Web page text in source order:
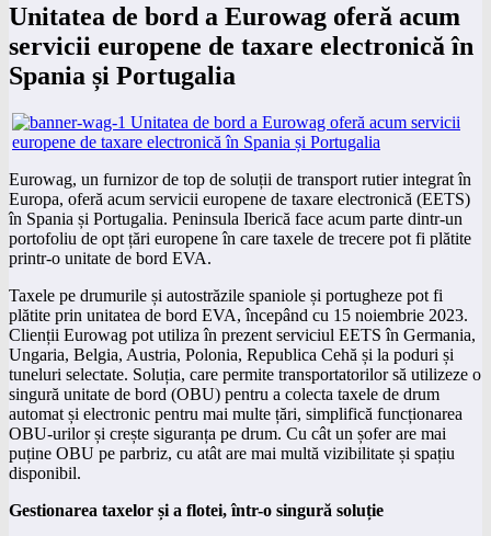
Unitatea de bord a Eurowag oferă acum
servicii europene de taxare electronică în
Spania și Portugalia
Eurowag, un furnizor de top de soluții de transport rutier integrat în
Europa, oferă acum servicii europene de taxare electronică (EETS)
în Spania și Portugalia. Peninsula Iberică face acum parte dintr-un
portofoliu de opt țări europene în care taxele de trecere pot fi plătite
printr-o unitate de bord EVA.
Taxele pe drumurile și autostrăzile spaniole și portugheze pot fi
plătite prin unitatea de bord EVA, începând cu 15 noiembrie 2023.
Clienții Eurowag pot utiliza în prezent serviciul EETS în Germania,
Ungaria, Belgia, Austria, Polonia, Republica Cehă și la poduri și
tuneluri selectate. Soluția, care permite transportatorilor să utilizeze o
singură unitate de bord (OBU) pentru a colecta taxele de drum
automat și electronic pentru mai multe țări, simplifică funcționarea
OBU-urilor și crește siguranța pe drum. Cu cât un șofer are mai
puține OBU pe parbriz, cu atât are mai multă vizibilitate și spațiu
disponibil.
Gestionarea taxelor și a flotei, într-o singură soluție